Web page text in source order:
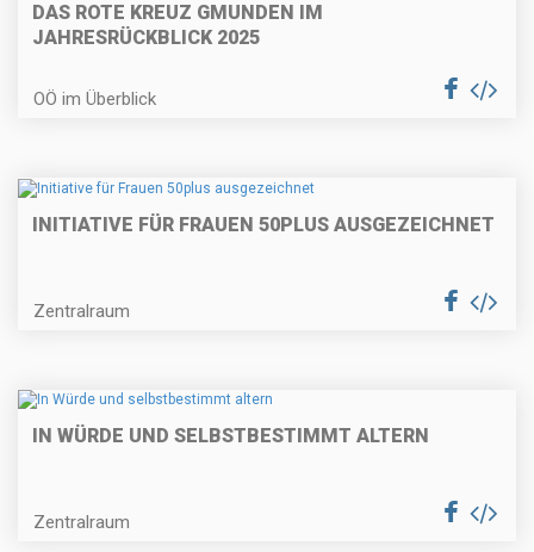
DAS ROTE KREUZ GMUNDEN IM
JAHRESRÜCKBLICK 2025
OÖ im Überblick
INITIATIVE FÜR FRAUEN 50PLUS AUSGEZEICHNET
Zentralraum
IN WÜRDE UND SELBSTBESTIMMT ALTERN
Zentralraum